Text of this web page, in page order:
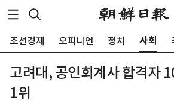
조선경제 오피니언 정치 사회
고려대, 공인회계사 합격자
1위